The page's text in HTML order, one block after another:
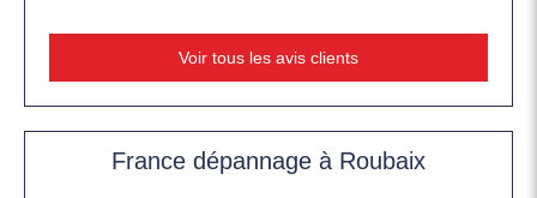
Voir tous les avis clients
France dépannage à Roubaix